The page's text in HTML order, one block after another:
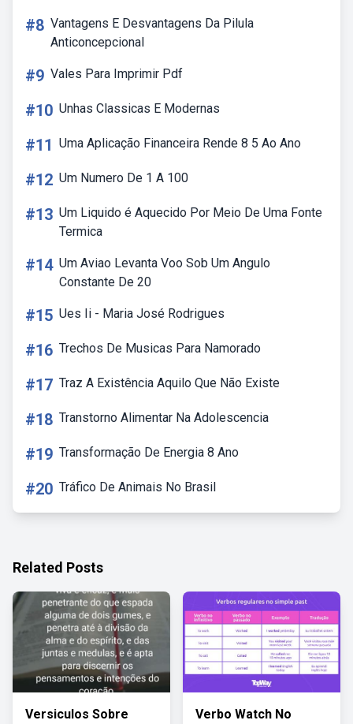
#8 Vantagens E Desvantagens Da Pilula
Anticoncepcional
#9 Vales Para Imprimir Pdf
#10 Unhas Classicas E Modernas
#11 Uma Aplicação Financeira Rende 8 5 Ao Ano
#12 Um Numero De 1 A 100
#13 Um Liquido é Aquecido Por Meio De Uma Fonte
Termica
#14 Um Aviao Levanta Voo Sob Um Angulo
Constante De 20
#15 Ues Ii - Maria José Rodrigues
#16 Trechos De Musicas Para Namorado
#17 Traz A Existência Aquilo Que Não Existe
#18 Transtorno Alimentar Na Adolescencia
#19 Transformação De Energia 8 Ano
#20 Tráfico De Animais No Brasil
Related Posts
Versiculos Sobre Verbo Watch No